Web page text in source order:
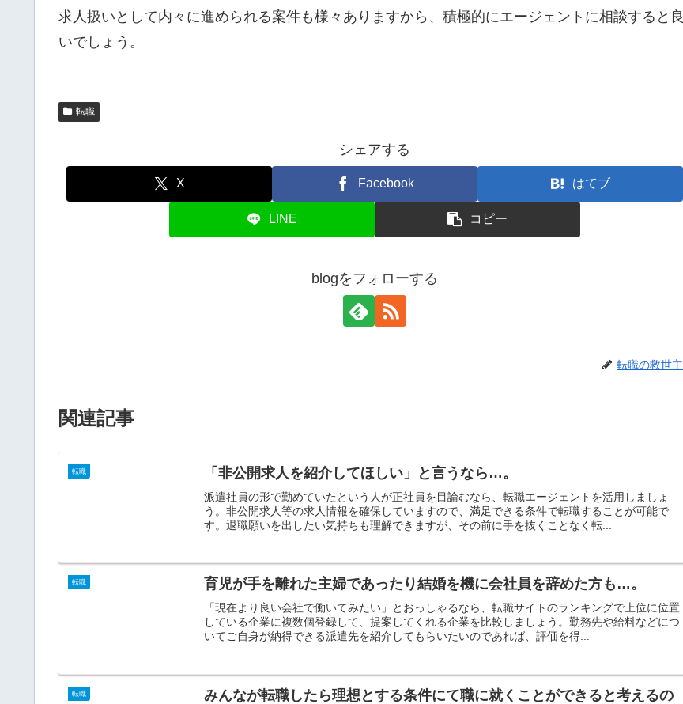
求人扱いとして内々に進められる案件も様々ありますから、積極的にエージェントに相談すると良
いでしょう。
転職
シェアする
X Facebook はてブ
LINE コピー
blogをフォローする
転職の救世主
関連記事
転職 「非公開求人を紹介してほしい」と言うなら…。
派遣社員の形で勤めていたという人が正社員を目論むなら、転職エージェントを活用しましょ
う。非公開求人等の求人情報を確保していますので、満足できる条件で転職することが可能で
す。退職願いを出したい気持ちも理解できますが、その前に手を抜くことなく転...
転職 育児が手を離れた主婦であったり結婚を機に会社員を辞めた方も…。
「現在より良い会社で働いてみたい」とおっしゃるなら、転職サイトのランキングで上位に位置
している企業に複数個登録して、提案してくれる企業を比較しましょう。勤務先や給料などにつ
いてご自身が納得できる派遣先を紹介してもらいたいのであれば、評価を得...
転職
みんなが転職したら理想とする条件にて職に就くことができると考えるの